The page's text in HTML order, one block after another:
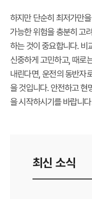
하지만 단순히 최저가만
가능한 위험을 충분히 고
하는 것이 중요합니다. 비
신중하게 고민하고, 때로
내린다면, 운전의 동반자
을 것입니다. 안전하고 현
을 시작하시기를 바랍니
최신 소식